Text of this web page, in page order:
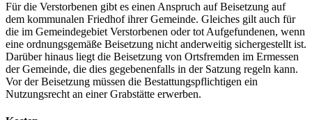
Für die Verstorbenen gibt es einen Anspruch auf Beisetzung auf
dem kommunalen Friedhof ihrer Gemeinde. Gleiches gilt auch für
die im Gemeindegebiet Verstorbenen oder tot Aufgefundenen, wenn
eine ordnungsgemäße Beisetzung nicht anderweitig sichergestellt ist.
Darüber hinaus liegt die Beisetzung von Ortsfremden im Ermessen
der Gemeinde, die dies gegebenenfalls in der Satzung regeln kann.
Vor der Beisetzung müssen die Bestattungspflichtigen ein
Nutzungsrecht an einer Grabstätte erwerben.